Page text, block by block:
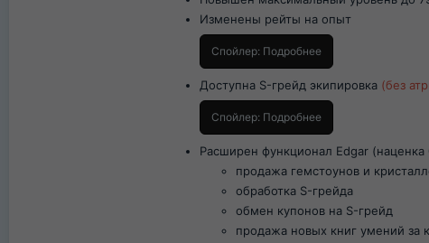
Изменены рейты на опыт
Спойлер: Подробнее
Доступна S-грейд экипировка (без
Спойлер: Подробнее
Расширен функционал Edgar (наценка
продажа гемстоунов и
обработка S-грейда
обмен купонов на S-грейд
продажа новых книг умений за